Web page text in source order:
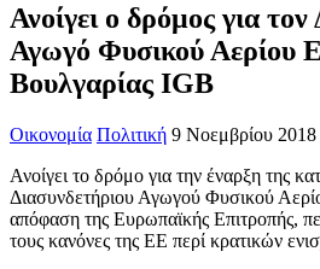
Ανοίγει ο δρόμος για τον
Αγωγό Φυσικού Αερίου
Βουλγαρίας IGB
Οικονομία Πολιτική 9 Νοεμβρίου 2018
Ανοίγει το δρόμο για την έναρξη της
Διασυνδετήριου Αγωγού Φυσικού
απόφαση της Ευρωπαϊκής Επιτροπής,
τους κανόνες της ΕΕ περί κρατικών